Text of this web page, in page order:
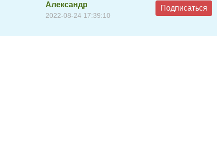
Александр
2022-08-24 17:39:10
Подписаться